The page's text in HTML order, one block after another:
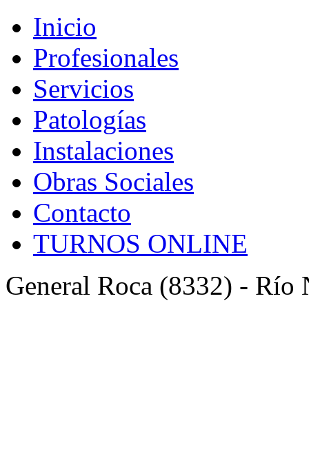
Inicio
Profesionales
Servicios
Patologías
Instalaciones
Obras Sociales
Contacto
TURNOS ONLINE
General Roca (8332) - Río